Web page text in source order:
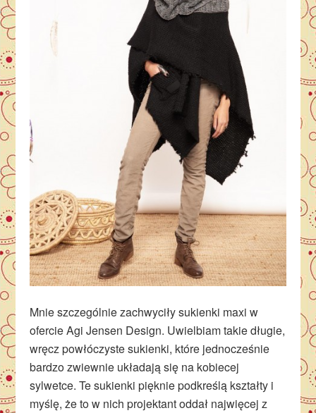
Mnie szczególnie zachwyciły sukienki maxi w
ofercie Agi Jensen Design. Uwielbiam takie długie,
wręcz powłóczyste sukienki, które jednocześnie
bardzo zwiewnie układają się na kobiecej
sylwetce. Te sukienki pięknie podkreślą kształty i
myślę, że to w nich projektant oddał najwięcej z